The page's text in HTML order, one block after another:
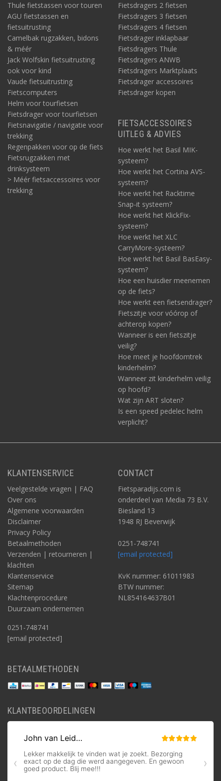
Thule fietstassen voor touren
AGU fietstassen en
fietsuitrusting
Camelbak rugzakken, bidons
& méér
Jack Wolfskin fietsuitrusting
ook voor kind
Vaude fietsuitrusting
Fietscomputers
Helm voor tourfietsen
Fietsdrager voor tourfietsen
Fietsnavigatie / navigatie voor
trekking
Regenpakken voor op de fiets
Fietsrugzakken met
drinksysteem
> Méér fietsaccessoires voor
trekking
Fietsdragers 2 fietsen
Fietsdragers 3 fietsen
Fietsdragers 4 fietsen
Fietsdrager inklapbaar
Fietsdragers Thule
Fietsdragers ANWB
Fietsdragers Marktplaats
Fietsdrager accessoires
Fietsdrager kopen
FIETSACCESSOIRES
UITLEG & ADVIES
Hoe werkt het Basil MIK-
systeem?
Hoe werkt het Cortina AVS-
systeem?
Hoe werkt het Racktime
Snap-it systeem?
Hoe werkt het KlickFix-
systeem?
Hoe werkt het XLC
CarryMore-systeem?
Hoe werkt het Basil BasEasy-
systeem?
Hoe een huisdier meenemen
op de fiets?
Hoe werkt een fietsendrager?
Fietszitje voor vóórop of
achterop kopen?
Wanneer is een fietszitje
veilig?
Hoe meet je hoofdomtrek
kinderhelm?
Wanneer zit kinderhelm veilig
op hoofd?
Wat zijn ART sloten?
Is een speed pedelec helm
verplicht?
KLANTENSERVICE
Veelgestelde vragen | FAQ
Over ons
Algemene voorwaarden
Disclaimer
Privacy Policy
Betaalmethoden
Verzenden | retourneren |
klachten
Klantenservice
Sitemap
Klachtenprocedure
Duurzaam ondernemen
0251-748741
[email protected]
CONTACT
Fietsparadijs.com is
onderdeel van Media 73 B.V.
Biesland 13
1948 RJ Beverwijk
0251-748741
[email protected]
KvK nummer: 61011983
BTW nummer:
NL854164637B01
BETAALMETHODEN
KLANTBEOORDELINGEN